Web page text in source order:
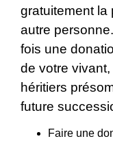
gratuitement la
autre
fois une
de votre
héritiers
future
Faire une